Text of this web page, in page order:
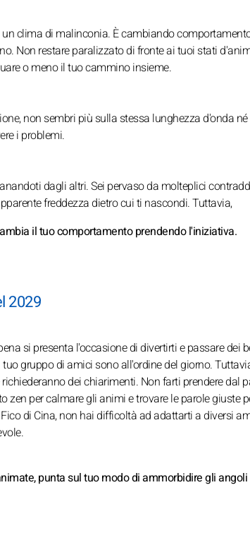
clima di malinconia. È cambiando
Non restare paralizzato di fronte ai tuoi stati
o meno il tuo cammino insieme.
non sembri più sulla stessa lunghezza d'onda
i problemi.
dagli altri. Sei pervaso da molteplici
freddezza dietro cui ti nascondi. Tuttavia,
il tuo comportamento prendendo l'iniziativa.
2029
si presenta l'occasione di divertirti e passare dei
gruppo di amici sono all'ordine del giorno.
dei chiarimenti. Non farti prendere dal
per calmare gli animi e trovare le parole giuste
di Cina, non hai difficoltà ad adattarti a diversi
punta sul tuo modo di ammorbidire gli